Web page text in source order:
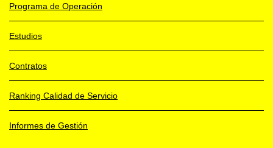
Programa de Operación
Estudios
Contratos
Ranking Calidad de Servicio
Informes de Gestión